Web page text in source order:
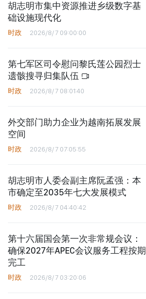
胡志明市集中资源推进乡级数字基
础设施现代化
时政 2026/8/7 09:00:00
第七军区司令慰问黎氏莲公园烈士
遗骸搜寻归集队伍
时政 2026/8/7 08:01:40
外交部门助力企业为越南拓展发展
空间
时政 2026/8/7 07:05:55
胡志明市人委会副主席阮孟强：本
市确定至2035年七大发展模式
时政 2026/8/7 04:40:42
第十六届国会第一次非常规会议：
确保2027年APEC会议服务工程按期
完工
时政 2026/8/7 03:20:06